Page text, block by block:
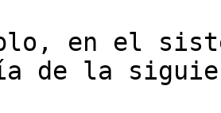
en el
de la